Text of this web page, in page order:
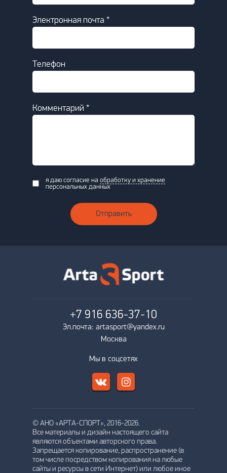
Электронная почта *
Телефон
Комментарий *
я даю согласие на обработку и хранение
персональных данных
Отправить
+7 916 636-37-10
Эл.почта: artasport@yandex.ru
Москва
Мы в соцсетях
© АНО «АРТА-СПОРТ», 2016-2026.
Все материалы и дизайн настоящего сайта
являются объектами авторского права.
Запрещается копирование, распространение (в
том числе посредством копирования на любые
сайты и ресурсы в сети Интернет) или любое иное